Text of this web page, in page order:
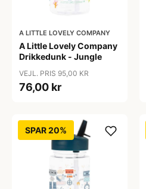
A LITTLE LOVELY COMPANY
A Little Lovely Company
Drikkedunk - Jungle
VEJL. PRIS 95,00 KR
76,00 kr
SPAR 20%